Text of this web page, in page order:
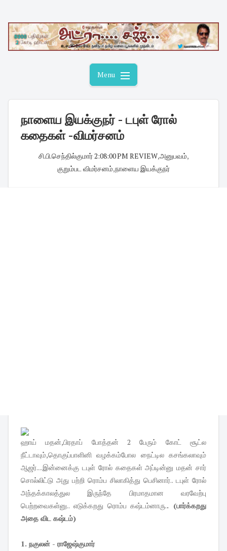
content
Menu
நாளைய இயக்குநர் - டபுள் ரோல்
கதைகள் -விமர்சனம்
சி.பி.செந்தில்குமார்·2:08:00 PM REVIEW,அனுபவம்,
குறும்பட விமர்சனம்,நாளைய இயக்குநர்
ஹாய் மதன்,பிரதாப் போத்தன் 2 பேரும் கோட் சூட்ல
நீட்டாவும்,தொகுப்பாளினி வழக்கம்போல நைட்டில கசங்கலாவும்
ஆஜர்....இன்னைக்கு டபுள் ரோல் கதைகள் அப்டின்னு மதன் சார்
சொல்லிட்டு அது பற்றி ரொம்ப சிலாகித்து பெசினார்.. டபுள் ரோல்
அந்தக்காலத்துல இருந்தே பிரமாதமான வரவேற்பு
பெற்றவைகள்னு.. எடுக்கறது ரொம்ப கஷ்டம்னாரு.. (பார்க்கறது
அதை விட கஷ்டம்)
1. நகுலன் - ராஜேஷ்குமார்